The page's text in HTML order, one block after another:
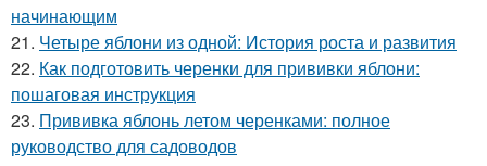
начинающим
21. Четыре яблони из одной: История роста и развития
22. Как подготовить черенки для прививки яблони:
пошаговая инструкция
23. Прививка яблонь летом черенками: полное
руководство для садоводов